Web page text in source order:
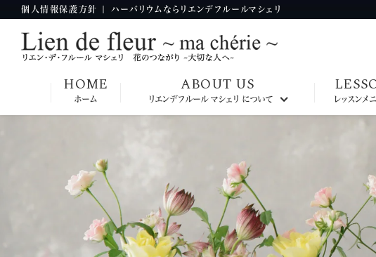
個人情報保護方針 | ハーバリウムならリエンデフルールマシェリ
HOME
ホーム
ABOUT US
リエンデフルール マシェリ について
大阪本部校
神奈川本部校
東京本部校
レッスンメ